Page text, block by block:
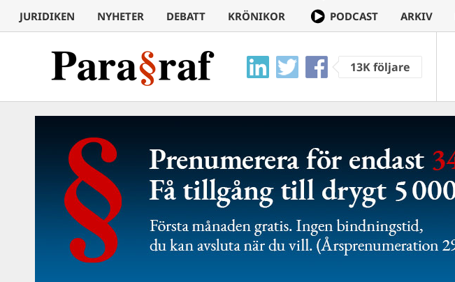
JURIDIKEN NYHETER DEBATT KRÖNIKOR PODCAST ARKIV
13K följare